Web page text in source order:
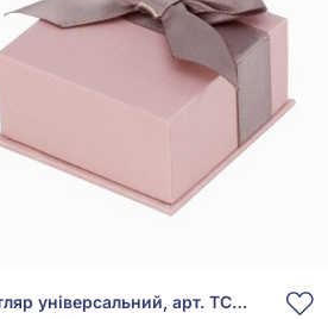
Футляр універсальний, арт. TCP-06 Ribb Rose